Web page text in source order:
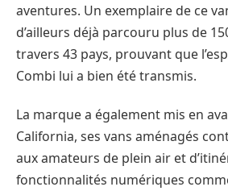
aventures. Un exemplaire de ce
d’ailleurs déjà parcouru plus de
travers 43 pays, prouvant que
Combi lui a bien été transmis.
La marque a également mis en
California, ses vans aménagés
aux amateurs de plein air et
fonctionnalités numériques